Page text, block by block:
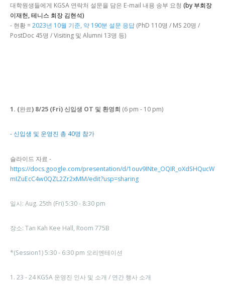
대학원생들에게 KGSA 연락처 설문을 담은 E-mail 내용 송부 요청 (by 부회장
이재헌, 테니스 회장 김현석)
- 현황 =2023년 10월 기준, 약 190분 설문 응답 (PhD 110명 / MS 20명 /
PostDoc 45명 / Visiting 및 Alumni 13명 등)
1. (완료) 8/25 (Fri) 신입생 OT 및 환영회 (6 pm - 10 pm)
- 신입생 및 운영진 총 40명 참가
슬라이드 자료 -
https://docs.google.com/presentation/d/1ouv9INte_OQIR_oXdSHQucW
mIZuEcC4w0QZL2Zr2xMM/edit?usp=sharing
일시: Aug. 25th (Fri) 5:30 - 8:30 pm
장소: Tan Kah Kee Hall, Room 775B
*(Session1) 5:30 - 6:30 pm 오리엔테이션
1. 23 - 24 KGSA 운영진 인사 및 소개 / 연간 행사 소개